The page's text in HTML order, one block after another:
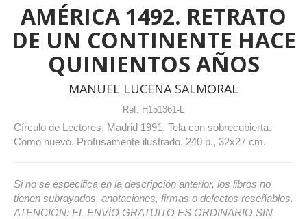
AMÉRICA 1492. RETRATO
DE UN CONTINENTE HACE
QUINIENTOS AÑOS
MANUEL LUCENA SALMORAL
Ref: H151361-L
Círculo de Lectores, Madrid 1991. Tela con sobrecubierta.
Como nuevo. Profusamente ilustrado. 240 p., 32x27 cm.
Si no se especifica en la descripción anterior, los libros no
tienen subrayados, anotaciones, firmas o defectos reseñables.
ATENCIÓN: EL ENVÍO GRATUITO ES ORDINARIO SIN